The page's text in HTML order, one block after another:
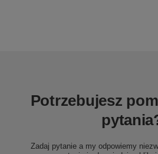
Potrzebujesz
Zadaj pytanie a my odpowiemy